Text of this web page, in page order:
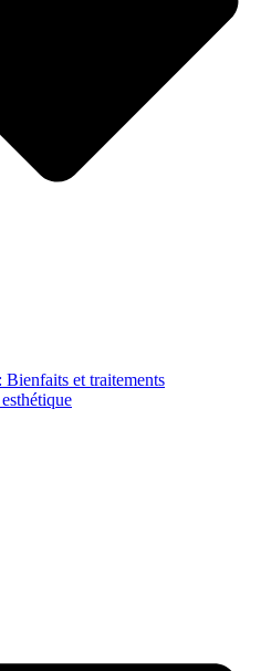
Bienfaits et traitements